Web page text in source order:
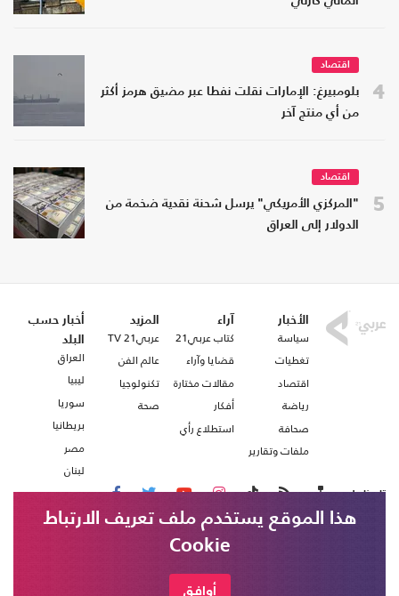
4
اقتصاد
بلومبيرغ: الإمارات نقلت نفطا عبر مضيق هرمز أكثر
من أي منتج آخر
5
اقتصاد
"المركزي الأمريكي" يرسل شحنة نقدية ضخمة من
الدولار إلى العراق
الأخبار
سياسة
تغطيات
اقتصاد
رياضة
صحافة
ملفات وتقارير
آراء
كتاب عربي21
قضايا وآراء
مقالات مختارة
أفكار
استطلاع رأي
المزيد
عربي21 TV
عالم الفن
تكنولوجيا
صحة
أخبار حسب
البلد
العراق
ليبيا
سوريا
بريطانيا
مصر
لبنان
تابعنا على
هذا الموقع يستخدم ملف تعريف الارتباط
Cookie
أوافق